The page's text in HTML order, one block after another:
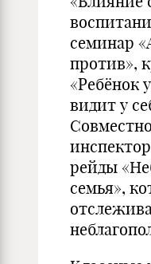
семинар
против»,
«Ребёнок
видит у
рейды
семья»,